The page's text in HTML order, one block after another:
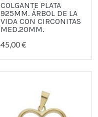
COLGANTE PLATA
925MM. ÁRBOL DE LA
VIDA CON CIRCONITAS
MED.20MM.
45,00 €